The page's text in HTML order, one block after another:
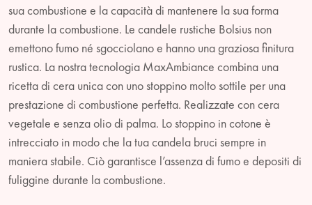
sua combustione e la capacità di mantenere la sua forma
durante la combustione. Le candele rustiche Bolsius non
emettono fumo né sgocciolano e hanno una graziosa finitura
rustica. La nostra tecnologia MaxAmbiance combina una
ricetta di cera unica con uno stoppino molto sottile per una
prestazione di combustione perfetta. Realizzate con cera
vegetale e senza olio di palma. Lo stoppino in cotone è
intrecciato in modo che la tua candela bruci sempre in
maniera stabile. Ciò garantisce l’assenza di fumo e depositi di
fuliggine durante la combustione.